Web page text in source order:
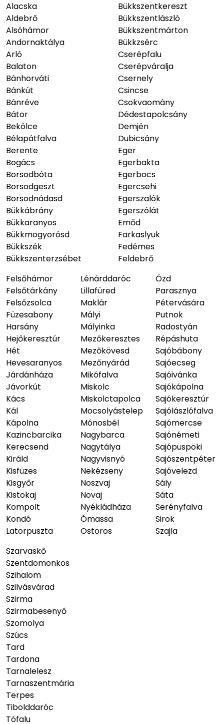
Alacska
Aldebrő
Alsóhámor
Andornaktálya
Arló
Balaton
Bánhorváti
Bánkút
Bánréve
Bátor
Bekölce
Bélapátfalva
Berente
Bogács
Borsodbóta
Borsodgeszt
Borsodnádasd
Bükkábrány
Bükkaranyos
Bükkmogyorósd
Bükkszék
Bükkszenterzsébet
Bükkszentkereszt
Bükkszentlászló
Bükkszentmárton
Bükkzsérc
Cserépfalu
Cserépváralja
Csernely
Csincse
Csokvaomány
Dédestapolcsány
Demjén
Dubicsány
Eger
Egerbakta
Egerbocs
Egercsehi
Egerszalók
Egerszólát
Emőd
Farkaslyuk
Fedémes
Feldebrő
Felsőhámor
Felsőtárkány
Felsőzsolca
Füzesabony
Harsány
Hejőkeresztúr
Hét
Hevesaranyos
Járdánháza
Jávorkút
Kács
Kál
Kápolna
Kazincbarcika
Kerecsend
Királd
Kisfüzes
Kisgyőr
Kistokaj
Kompolt
Kondó
Latorpuszta
Lénárddaróc
Lillafüred
Maklár
Mályi
Mályinka
Mezőkeresztes
Mezőkövesd
Mezőnyárád
Mikófalva
Miskolc
Miskolctapolca
Mocsolyástelep
Mónosbél
Nagybarca
Nagytálya
Nagyvisnyó
Nekézseny
Noszvaj
Novaj
Nyékládháza
Ómassa
Ostoros
Ózd
Parasznya
Pétervására
Putnok
Radostyán
Répáshuta
Sajóbábony
Sajóecseg
Sajóivánka
Sajókápolna
Sajókeresztúr
Sajólászlófalva
Sajómercse
Sajónémeti
Sajópüspöki
Sajószentpéter
Sajóvelezd
Sály
Sáta
Serényfalva
Sirok
Szajla
Szarvaskő
Szentdomonkos
Szihalom
Szilvásvárad
Szirma
Szirmabesenyő
Szomolya
Szúcs
Tard
Tardona
Tarnalelesz
Tarnaszentmária
Terpes
Tibolddaróc
Tófalu